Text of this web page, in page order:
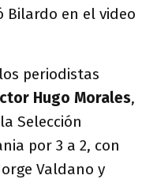
en el video
periodistas
Hugo Morales,
Selección
por 3 a 2, con
Valdano y